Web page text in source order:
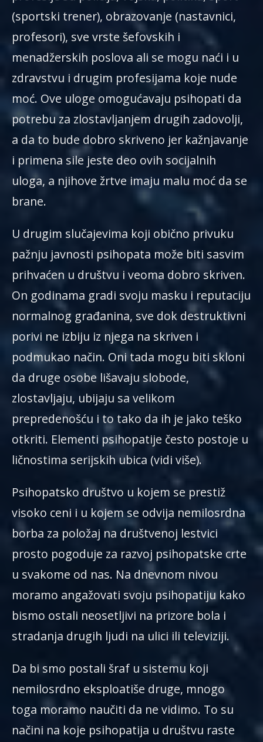
(sportski trener), obrazovanje (nastavnici,
profesori), sve vrste šefovskih i
menadžerskih poslova ali se mogu naći i u
zdravstvu i drugim profesijama koje nude
moć. Ove uloge omogućavaju psihopati da
potrebu za zlostavljanjem drugih zadovolji,
a da to bude dobro skriveno jer kažnjavanje
i primena sile jeste deo ovih socijalnih
uloga, a njihove žrtve imaju malu moć da se
brane.
U drugim slučajevima koji obično privuku
pažnju javnosti psihopata može biti sasvim
prihvaćen u društvu i veoma dobro skriven.
On godinama gradi svoju masku i reputaciju
normalnog građanina, sve dok destruktivni
porivi ne izbiju iz njega na skriven i
podmukao način. Oni tada mogu biti skloni
da druge osobe lišavaju slobode,
zlostavljaju, ubijaju sa velikom
prepredenošću i to tako da ih je jako teško
otkriti. Elementi psihopatije često postoje u
ličnostima serijskih ubica (vidi više).
Psihopatsko društvo u kojem se prestiž
visoko ceni i u kojem se odvija nemilosrdna
borba za položaj na društvenoj lestvici
prosto pogoduje za razvoj psihopatske crte
u svakome od nas. Na dnevnom nivou
moramo angažovati svoju psihopatiju kako
bismo ostali neosetljivi na prizore bola i
stradanja drugih ljudi na ulici ili televiziji.
Da bi smo postali šraf u sistemu koji
nemilosrdno eksploatiše druge, mnogo
toga moramo naučiti da ne vidimo. To su
načini na koje psihopatija u društvu raste